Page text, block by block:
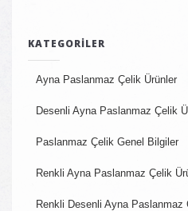
KATEGORILER
Ayna Paslanmaz Çelik Ürünler
Desenli Ayna Paslanmaz Çelik
Paslanmaz Çelik Genel Bilgiler
Renkli Ayna Paslanmaz Çelik
Renkli Desenli Ayna Paslanmaz